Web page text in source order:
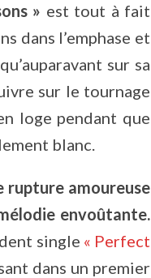
» est tout à fait
dans l’emphase et
sur sa
sur le tournage
loge pendant que
blanc.
rupture amoureuse
envoûtante.
single « Perfect
dans un premier